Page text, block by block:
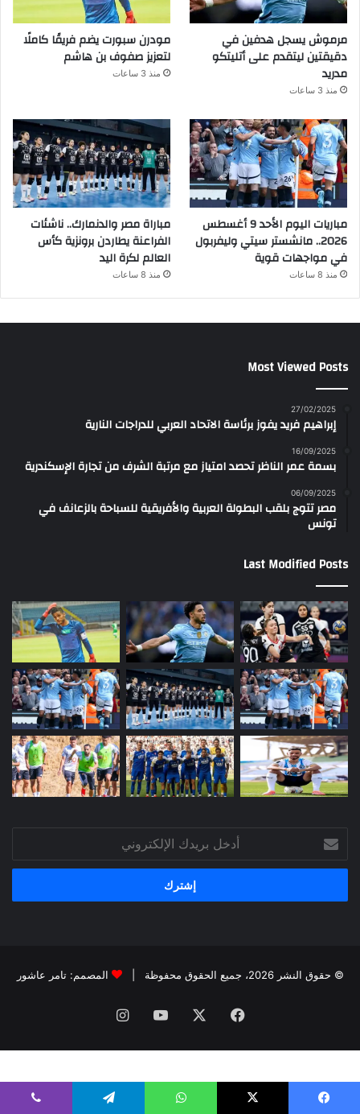
مرموش يسجل هدفين في
دقيقتين ليتقدم على أتليتكو
مدريد
منذ 3 ساعات
مودرن سبورت يضم فريقًا كاملًا
لتعزيز صفوف بن هاشم
منذ 3 ساعات
مباريات اليوم الأحد 9 أغسطس
2026.. مانشستر سيتي وليفربول
في مواجهات قوية
منذ 8 ساعات
مباراة مصر والدنمارك.. ناشئات
الفراعنة يطاردن برونزية كأس
العالم لكرة اليد
منذ 8 ساعات
Most Viewed Posts
27/02/2025
إبراهيم فريد يفوز برئاسة الاتحاد العربي للدراجات النارية
16/09/2025
بسمة عمر الناظر تحصد امتياز مع مرتبة الشرف من تجارة الإسكندرية
06/09/2025
مصر تتوج بلقب البطولة العربية والأفريقية للسباحة بالزعانف في
تونس
Last Modified Posts
بريدك
الإلكتروني
© حقوق النشر 2026، جميع الحقوق محفوظة | المصمم: تامر عاشور
فيسبوك يوتيوبانستقرام